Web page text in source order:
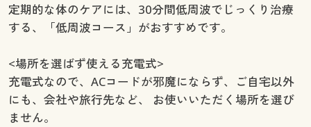
定期的な体のケアには、30分間低周波でじっくり治療
する、「低周波コース」がおすすめです。
<場所を選ばず使える充電式>
充電式なので、ACコードが邪魔にならず、ご自宅以外
にも、会社や旅行先など、 お使いいただく場所を選び
ません。